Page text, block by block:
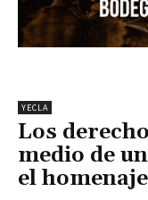
YECLA
Los
medio de
el